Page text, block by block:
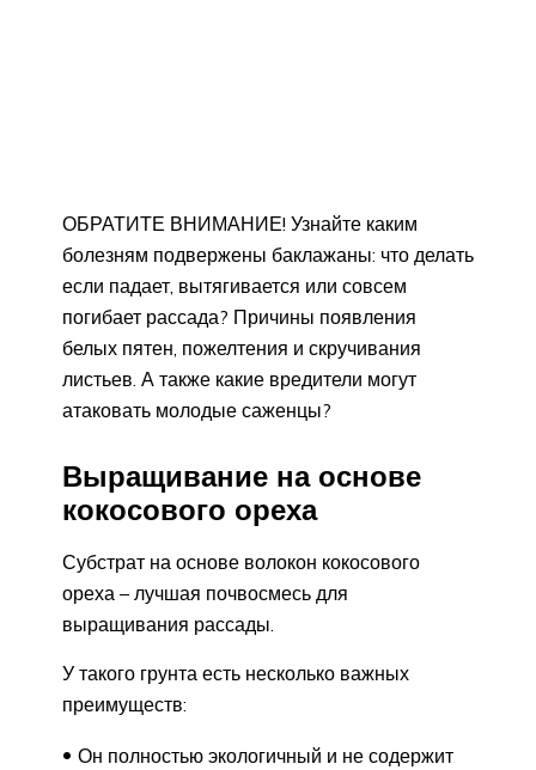
ОБРАТИТЕ ВНИМАНИЕ! Узнайте каким
болезням подвержены баклажаны: что делать
если падает, вытягивается или совсем
погибает рассада? Причины появления
белых пятен, пожелтения и скручивания
листьев. А также какие вредители могут
атаковать молодые саженцы?
Выращивание на основе
кокосового ореха
Субстрат на основе волокон кокосового
ореха – лучшая почвосмесь для
выращивания рассады.
У такого грунта есть несколько важных
преимуществ:
Он полностью экологичный и не содержит